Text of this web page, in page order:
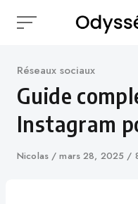
Catégorie
Réseaux sociaux
Guide
Instagram
Auteur
Nicolas
Publié
mars 28, 2025